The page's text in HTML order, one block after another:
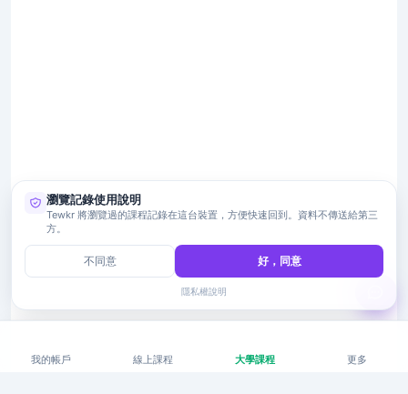
我的帳戶 線上課程 大學課程 更多
瀏覽記錄使用說明
Tewkr 將瀏覽過的課程記錄在這台裝置，方便快速回到。資料不傳送給第三
方。
不同意 好，同意
隱私權說明